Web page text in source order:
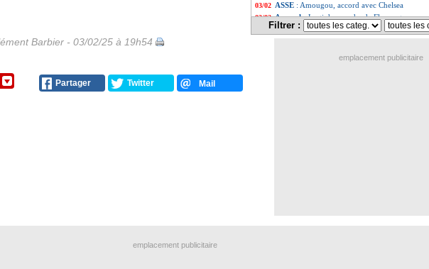
Barbier - 03/02/25 à 19h54
Partager Twitter Mail
03/02 ASSE : Amougou, accord avec Chelsea
03/02 Arsenal: Jorginho proche de Flamengo
03/02 Bayern : Neuer a bien prolongé (officiel)
: Cherki, Textor tacle Dortmund !
Filtrer :
emplacement publicitaire
emplacement publicitaire